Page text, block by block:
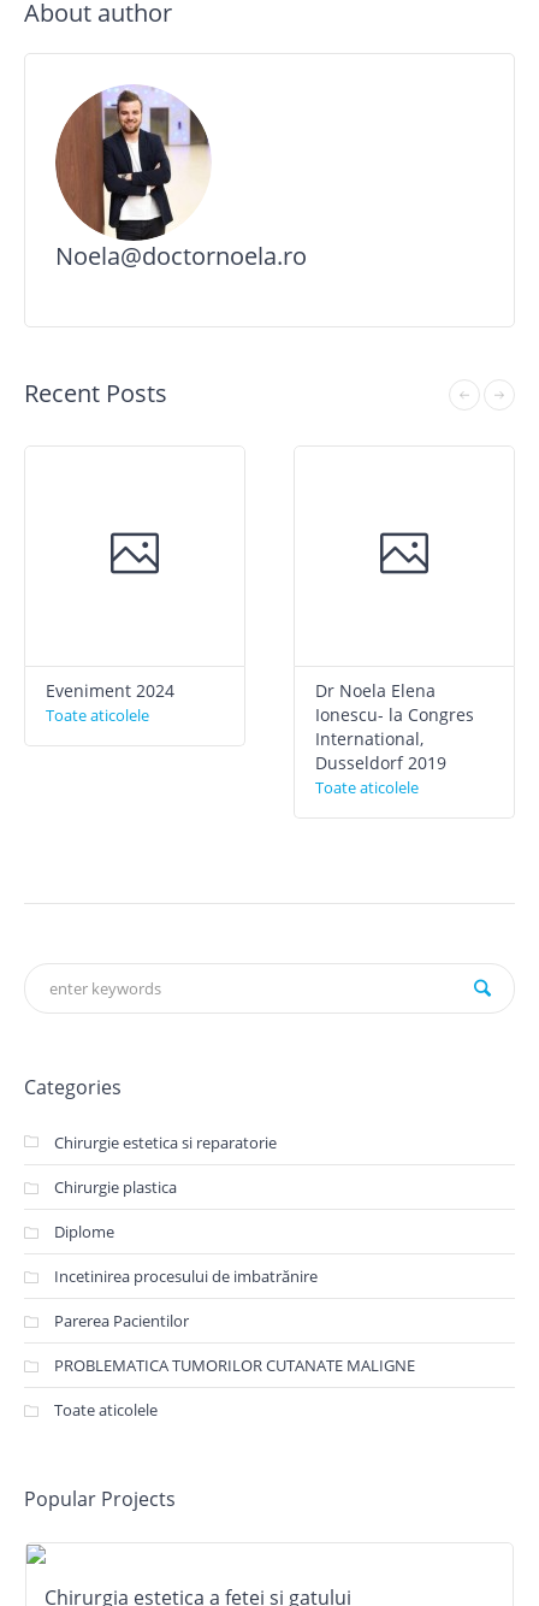
About author
Noela@doctornoela.ro
Recent Posts
Eveniment 2024
Toate aticolele
Dr Noela Elena
Ionescu- la Congres
International,
Dusseldorf 2019
Toate aticolele
Categories
Chirurgie estetica si reparatorie
Chirurgie plastica
Diplome
Incetinirea procesului de imbatrănire
Parerea Pacientilor
PROBLEMATICA TUMORILOR CUTANATE MALIGNE
Toate aticolele
Popular Projects
Chirurgia estetica a fetei si gatului